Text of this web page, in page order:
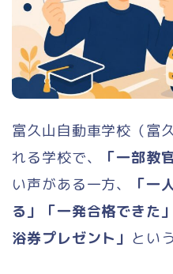
富久山自動車学校（富
れる学校で、
「一部教
い声がある一方、
「一
る」「一発合格できた
浴券プレゼント」 とい
合